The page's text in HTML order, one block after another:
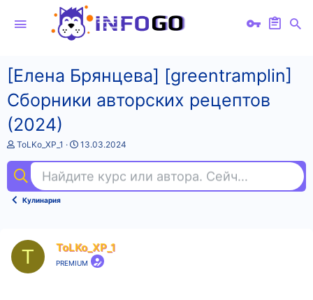
[Елена Брянцева] [greentramplin]
Сборники авторских рецептов
(2024)
А
т
о
т
ToLKo_XP_1
Д
а
н
а
13.03.2024
Найдите курс или автора. Сейчас ищут
Кулинария
T ToLKo_XP_1
PREMIUM